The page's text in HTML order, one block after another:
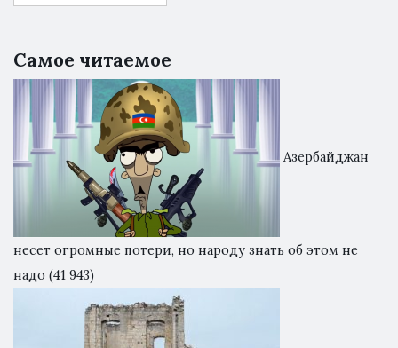
Самое читаемое
Азербайджан
несет огромные потери, но народу знать об этом не
надо (41 943)